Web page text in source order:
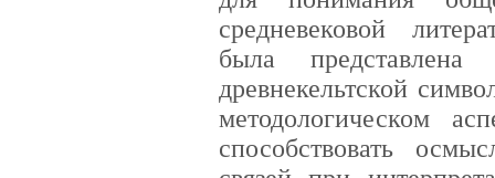
средневековой
была
древнекельтской
методологическом
способствовать